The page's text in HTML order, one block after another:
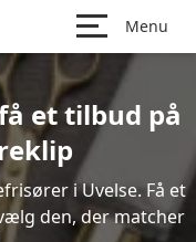
Menu
et tilbud på
i Uvelse. Få et
den, der matcher